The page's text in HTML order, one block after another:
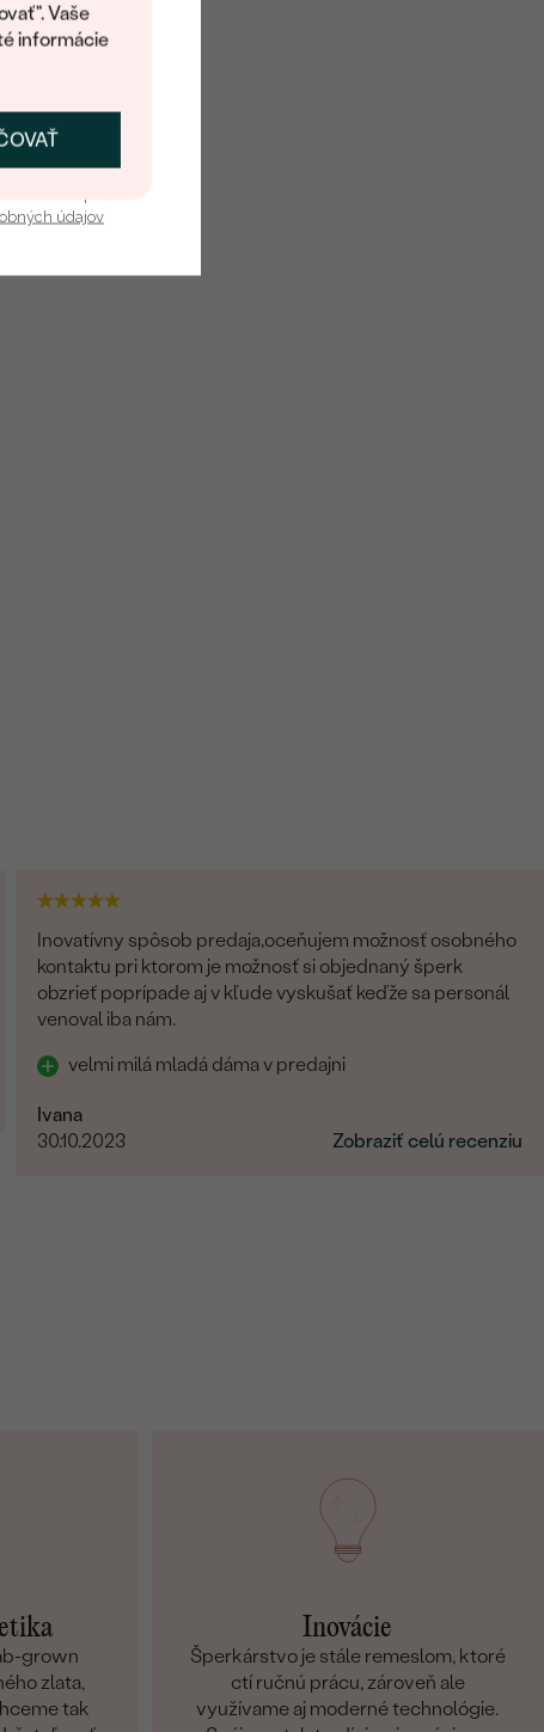
Vaše
informácie
Inovatívny spôsob predaja,oceňujem možnosť osobného
kontaktu pri ktorom je možnosť si objednaný šperk
obzrieť poprípade aj v kľude vyskušať keďže sa personál
venoval iba nám.
velmi milá mladá dáma v predajni
Ivana
30.10.2023
Zobraziť celú recenziu
grown
zlata,
tak
Inovácie
Šperkárstvo je stále remeslom, ktoré
ctí ručnú prácu, zároveň ale
využívame aj moderné technológie.
zľavu
údajov